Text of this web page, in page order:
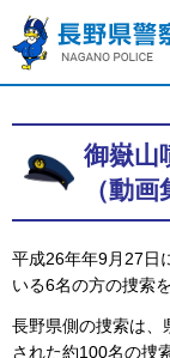
長野県警察
御嶽山
（動画
平成26年年9月27日
いる6名の方の捜索
長野県側の捜索は、
された約100名の捜